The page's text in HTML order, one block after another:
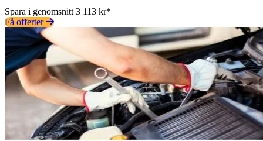
Spara i genomsnitt 3 113 kr*
Få offerter